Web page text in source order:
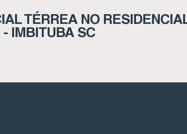
TÉRREA NO
IMBITUBA SC